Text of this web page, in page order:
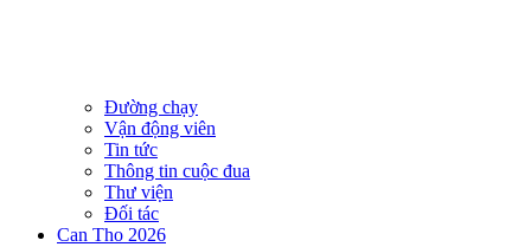
Đường chạy
Vận động viên
Tin tức
Thông tin cuộc đua
Thư viện
Đối tác
Can Tho 2026